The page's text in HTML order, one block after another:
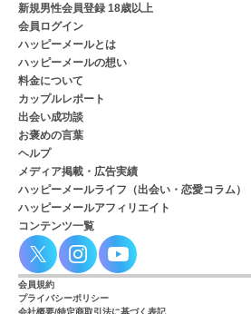
新規男性会員登録 18歳以上
会員ログイン
ハッピーメールとは
ハッピーメールの想い
料金について
カップルレポート
出会い成功談
お褒めの言葉
ヘルプ
メディア掲載・広告実績
ハッピーメールライフ（出会い・恋愛コラム）
ハッピーメールアフィリエイト
コンテンツ一覧
会員規約
プライバシーポリシー
会社概要/特定商取引法に基づく表記